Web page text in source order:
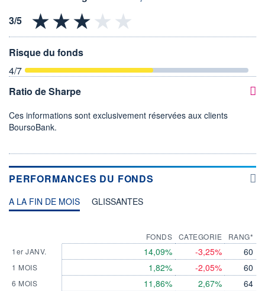
Risque du fonds
4/7
Ratio de Sharpe
Ces informations sont exclusivement réservées aux clients
BoursoBank.
PERFORMANCES DU FONDS
A LA FIN DE MOIS GLISSANTES
1er JANV.
1 MOIS
6 MOIS
FONDS
14,09%
1,82%
11,86%
CATEGORIE
-3,25%
-2,05%
2,67%
RANG*
60
60
64